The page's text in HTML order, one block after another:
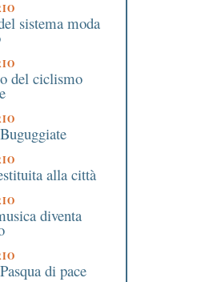
sistema moda
del ciclismo
alla città
diventa
di pace